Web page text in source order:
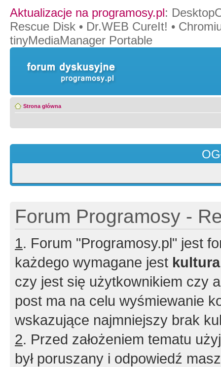
Aktualizacje na programosy.pl:
Rescue Disk • Dr.WEB CureIt! •
tinyMediaManager Portable
Strona główna
Forum Programosy -
1. Forum "Programosy.pl" jest
każdego wymagane jest
czy jest się użytkownikiem czy
post ma na celu wyśmiewanie
wskazujące najmniejszy brak
2. Przed założeniem tematu
był poruszany i odpowiedź